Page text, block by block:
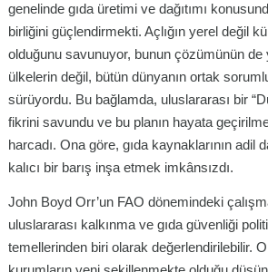
genelinde gıda üretimi ve dağıtımı
birliğini güçlendirmekti. Açlığın yerel değil
olduğunu savunuyor, bunun çözümünün de
ülkelerin değil, bütün dünyanın ortak
sürüyordu. Bu bağlamda, uluslararası bir
fikrini savundu ve bu planın hayata
harcadı. Ona göre, gıda kaynaklarının adil
kalıcı bir barış inşa etmek imkânsızdı.
John Boyd Orr’un FAO dönemindeki
uluslararası kalkınma ve gıda güvenliği
temellerinden biri olarak değerlendirilebilir.